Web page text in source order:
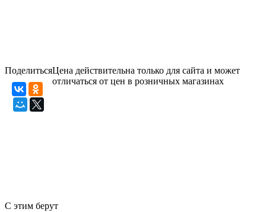
ПоделитьсяЦена действительна только для сайта и может
отличаться от цен в розничных магазинах
С этим берут